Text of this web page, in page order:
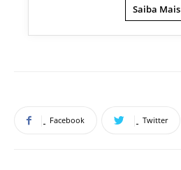
Saiba Mais
Facebook Twitter